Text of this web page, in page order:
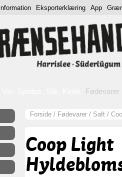
Fødevarer
Forside / Fødevarer / Saft /
Coop Light
Information Eksporterklæring App